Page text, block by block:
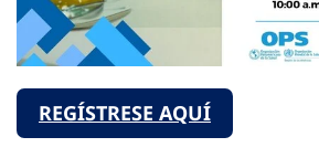
REGÍSTRESE AQUÍ